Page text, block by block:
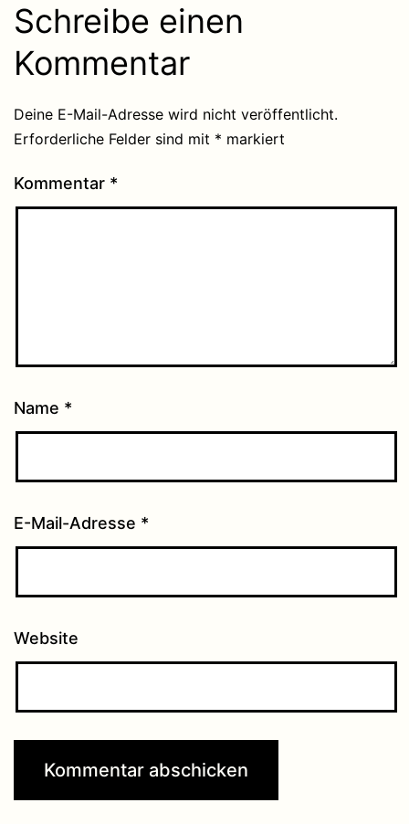
Schreibe einen
Kommentar
Deine E-Mail-Adresse wird nicht veröffentlicht.
Erforderliche Felder sind mit * markiert
Kommentar *
Name *
E-Mail-Adresse *
Website